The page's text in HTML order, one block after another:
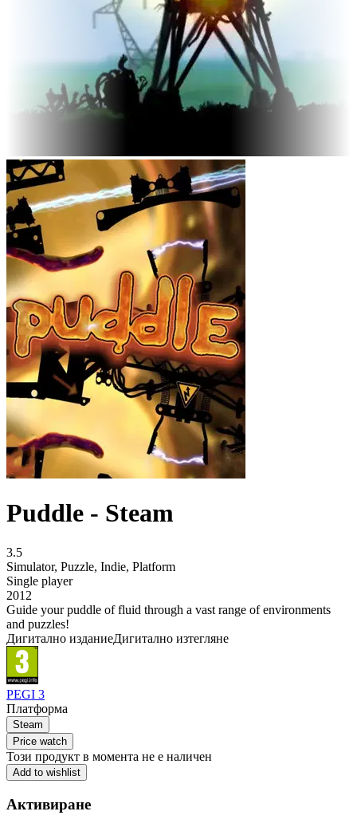
Puddle - Steam
3.5
Simulator, Puzzle, Indie, Platform
Single player
2012
Guide your puddle of fluid through a vast range of environments
and puzzles!
Дигитално изданиеДигитално изтегляне
PEGI 3
Платформа
Steam
Price watch
Този продукт в момента не е наличен
Add to wishlist
Активиране